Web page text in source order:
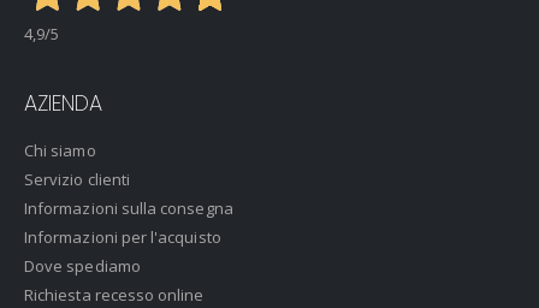
4,9/5
AZIENDA
Chi siamo
Servizio clienti
Informazioni sulla consegna
Informazioni per l'acquisto
Dove spediamo
Richiesta recesso online